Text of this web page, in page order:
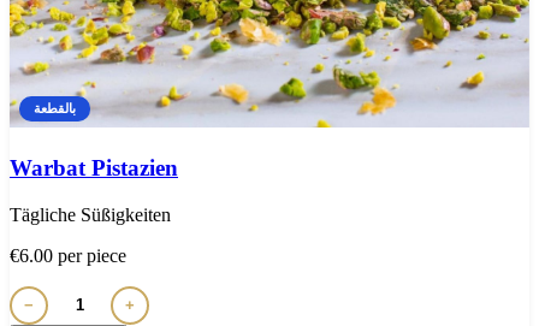
بالقطعة
Warbat Pistazien
Tägliche Süßigkeiten
€6.00 per piece
−
+